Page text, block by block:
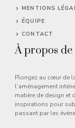
MENTIONS
ÉQUIPE
CONTACT
À propos de
Plongez au cœur de
l’aménagement
matière de design et
inspirations pour
passant par les